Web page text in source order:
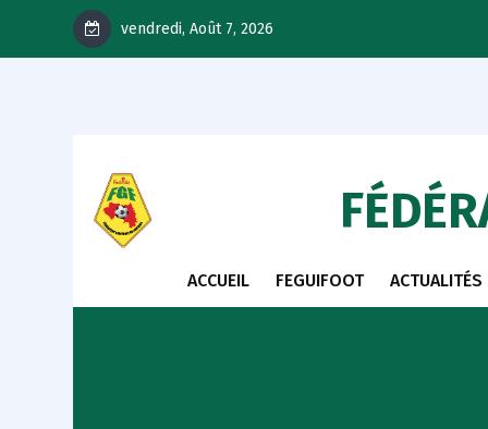
vendredi, Août 7, 2026
ACCUEIL FEGUIFOOT ACTUALITÉS